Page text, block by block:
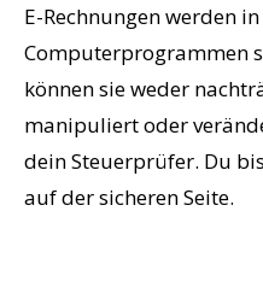
E-Rechnungen werden
Computerprogrammen
können sie weder
manipuliert oder
dein Steuerprüfer. Du
auf der sicheren Seite.